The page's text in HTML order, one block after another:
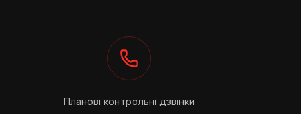
Планові контрольні дзвінки